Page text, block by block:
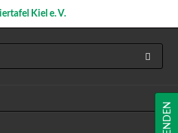
SPENDEN